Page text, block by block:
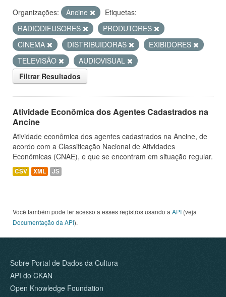
Organizações: Ancine
Etiquetas:
RADIODIFUSORES
PRODUTORES
CINEMA
DISTRIBUIDORAS
EXIBIDORES
TELEVISÃO
AUDIOVISUAL
Filtrar Resultados
Atividade Econômica dos Agentes Cadastrados na
Ancine
Atividade econômica dos agentes cadastrados na Ancine, de
acordo com a Classificação Nacional de Atividades
Econômicas (CNAE), e que se encontram em situação regular.
CSV XML JS
Você também pode ter acesso a esses registros usando a API (veja
Documentação da API).
Sobre Portal de Dados da Cultura
API do CKAN
Open Knowledge Foundation